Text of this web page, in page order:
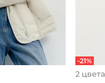
-21%
2 цвета